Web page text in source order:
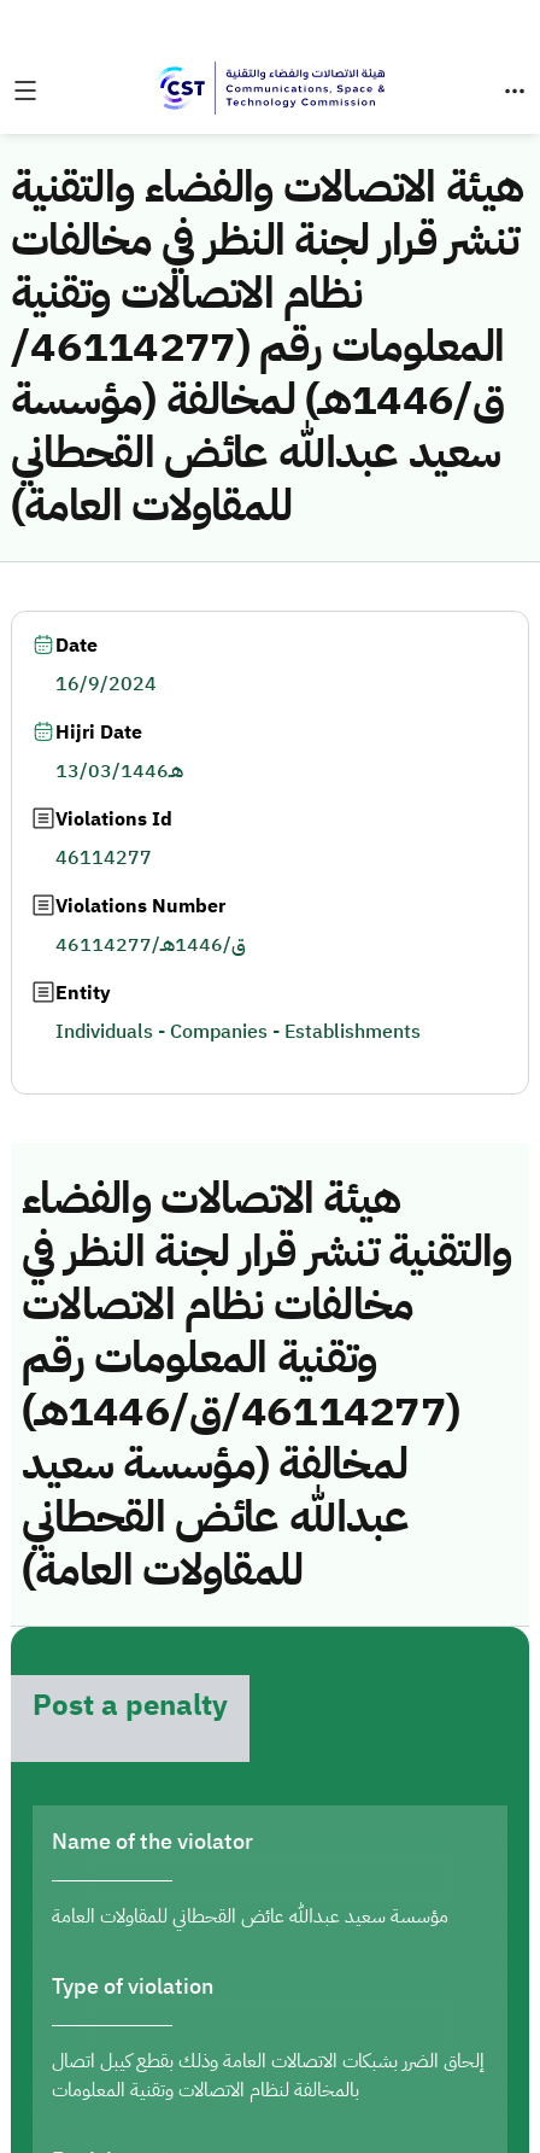
هيئة الاتصالات والفضاء والتقنية
تنشر قرار لجنة النظر في مخالفات
نظام الاتصالات وتقنية
المعلومات رقم (46114277/
ق/1446هـ) لمخالفة (مؤسسة
سعيد عبدالله عائض القحطاني
للمقاولات العامة)
هيئة الاتصالات والفضاء
والتقنية تنشر قرار لجنة النظر في
مخالفات نظام الاتصالات
وتقنية المعلومات رقم
(46114277/ق/1446هـ)
لمخالفة (مؤسسة سعيد
عبدالله عائض القحطاني
للمقاولات العامة)
Post a penalty
Name of the violator
مؤسسة سعيد عبدالله عائض القحطاني للمقاولات العامة
Type of violation
إلحاق الضرر بشبكات الاتصالات العامة وذلك بقطع كيبل اتصال
بالمخالفة لنظام الاتصالات وتقنية المعلومات
Date
16/9/2024
Hijri Date
13/03/1446هـ
Violations Id
46114277
Violations Number
46114277/ق/1446هـ
Entity
Individuals - Companies - Establishments